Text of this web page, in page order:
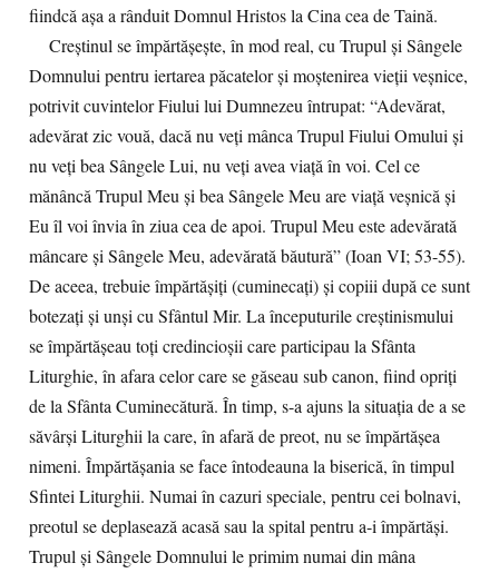
fiindcă aşa a rânduit Domnul Hristos la Cina cea de Taină.
Creştinul se împărtăşeşte, în mod real, cu Trupul şi Sângele
Domnului pentru iertarea păcatelor şi moştenirea vieţii veşnice,
potrivit cuvintelor Fiului lui Dumnezeu întrupat: “Adevărat,
adevărat zic vouă, dacă nu veţi mânca Trupul Fiului Omului şi
nu veţi bea Sângele Lui, nu veţi avea viaţă în voi. Cel ce
mănâncă Trupul Meu şi bea Sângele Meu are viaţă veşnică şi
Eu îl voi învia în ziua cea de apoi. Trupul Meu este adevărată
mâncare şi Sângele Meu, adevărată băutură” (Ioan VI; 53-55).
De aceea, trebuie împărtăşiţi (cuminecaţi) şi copiii după ce sunt
botezaţi şi unşi cu Sfântul Mir. La începuturile creştinismului
se împărtăşeau toţi credincioşii care participau la Sfânta
Liturghie, în afara celor care se găseau sub canon, fiind opriţi
de la Sfânta Cuminecătură. În timp, s-a ajuns la situaţia de a se
săvârşi Liturghii la care, în afară de preot, nu se împărtăşea
nimeni. Împărtăşania se face întodeauna la biserică, în timpul
Sfintei Liturghii. Numai în cazuri speciale, pentru cei bolnavi,
preotul se deplasează acasă sau la spital pentru a-i împărtăşi.
Trupul şi Sângele Domnului le primim numai din mâna